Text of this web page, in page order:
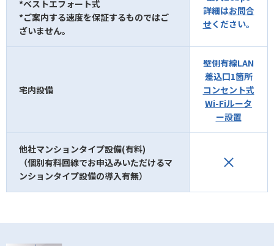
お問合せ マンション検索
*ベストエフォート式
*ご案内する速度を保証するものではご
ざいません。
詳細はお問合
せください。
宅内設備
壁側有線LAN
差込口1箇所
コンセント式
Wi-Fiルータ
ー設置
他社マンションタイプ設備(有料)
（個別有料回線でお申込みいただけるマ
ンションタイプ設備の導入有無）